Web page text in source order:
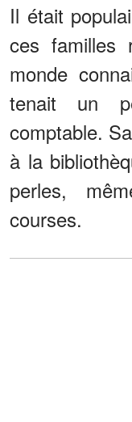
Il était
ces familles
monde
tenait un
comptable.
à la
perles,
courses.